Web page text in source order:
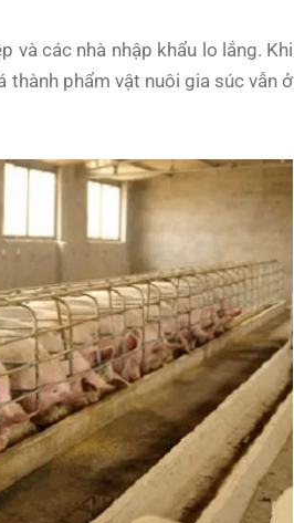
và các nhà nhập khẩu lo lắng. Khi
thành phẩm vật nuôi gia súc vẫn ở